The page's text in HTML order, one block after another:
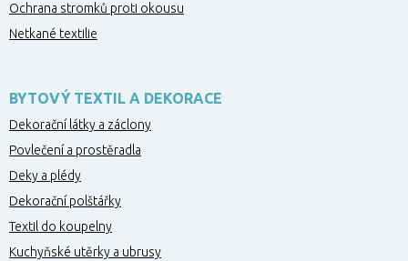
Ochrana stromků proti okousu
Netkané textilie
BYTOVÝ TEXTIL A DEKORACE
Dekorační látky a záclony
Povlečení a prostěradla
Deky a plédy
Dekorační polštářky
Textil do koupelny
Kuchyňské utěrky a ubrusy